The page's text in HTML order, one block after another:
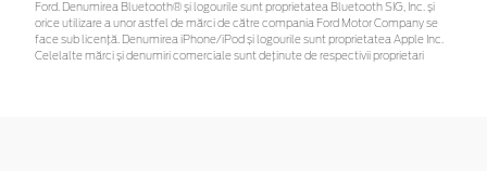
Ford. Denumirea Bluetooth® și logourile sunt proprietatea Bluetooth SIG, Inc. și
orice utilizare a unor astfel de mărci de către compania Ford Motor Company se
face sub licență. Denumirea iPhone/iPod și logourile sunt proprietatea Apple Inc.
Celelalte mărci și denumiri comerciale sunt deținute de respectivii proprietari